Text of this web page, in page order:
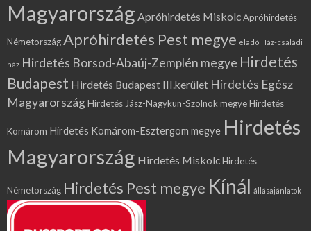
Magyarország Apróhirdetés MiskolcApróhirdetés
NémetországApróhirdetés Pest megye eladó Ház-családi
ház Hirdetés Borsod-Abaúj-Zemplén megye Hirdetés
Budapest Hirdetés Budapest III.kerület Hirdetés Egész
MagyarországHirdetés Jász-Nagykun-Szolnok megyeHirdetés
Komárom Hirdetés Komárom-Esztergom megye Hirdetés
Magyarország Hirdetés MiskolcHirdetés
Németország Hirdetés Pest megye Kínál állásajánlatok